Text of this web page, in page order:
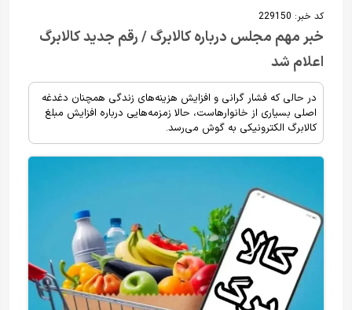
کد خبر: 229150
خبر مهم مجلس درباره کالابرگ / رقم جدید کالابرگ
اعلام شد
در حالی که فشار گرانی و افزایش هزینه‌های زندگی همچنان دغدغه
اصلی بسیاری از خانوارهاست، حالا زمزمه‌هایی درباره افزایش مبلغ
کالابرگ الکترونیکی به گوش می‌رسد.